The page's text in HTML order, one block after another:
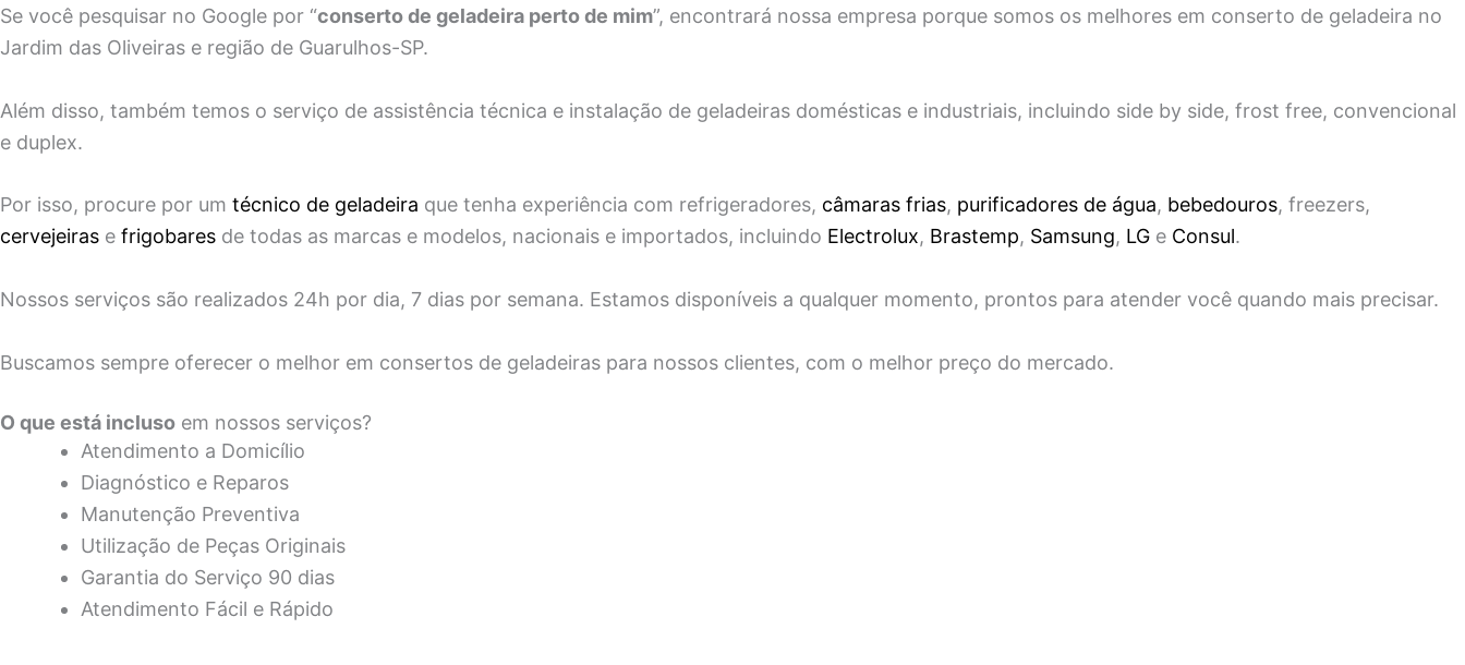
Se você pesquisar no Google por “conserto de geladeira perto de mim”, encontrará nossa empresa porque somos os melhores em conserto de geladeira no
Jardim das Oliveiras e região de Guarulhos-SP.
Além disso, também temos o serviço de assistência técnica e instalação de geladeiras domésticas e industriais, incluindo side by side, frost free, convencional
e duplex.
Por isso, procure por um técnico de geladeira que tenha experiência com refrigeradores, câmaras frias, purificadores de água, bebedouros, freezers,
cervejeiras e frigobares de todas as marcas e modelos, nacionais e importados, incluindo Electrolux, Brastemp, Samsung, LG e Consul.
Nossos serviços são realizados 24h por dia, 7 dias por semana. Estamos disponíveis a qualquer momento, prontos para atender você quando mais precisar.
Buscamos sempre oferecer o melhor em consertos de geladeiras para nossos clientes, com o melhor preço do mercado.
O que está incluso em nossos serviços?
Atendimento a Domicílio
Diagnóstico e Reparos
Manutenção Preventiva
Utilização de Peças Originais
Garantia do Serviço 90 dias
Atendimento Fácil e Rápido